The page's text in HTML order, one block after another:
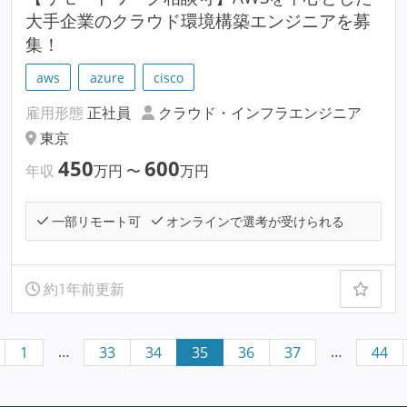
大手企業のクラウド環境構築エンジニアを募
集！
aws azure cisco
雇用形態 正社員
クラウド・インフラエンジニア
東京
年収 450万円 〜 600万円
一部リモート可 オンラインで選考が受けられる
約1年前更新
1 … 33 34 35 36 37 … 44